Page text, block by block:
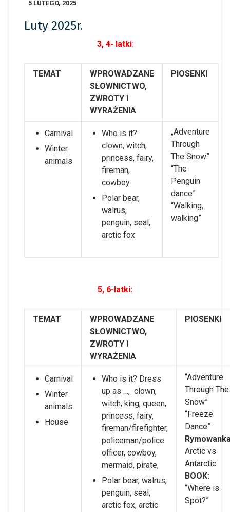
5 LUTEGO, 2025
Luty 2025r.
3, 4- latki:
TEMAT
WPROWADZANE
SŁOWNICTWO,
ZWROTY I
WYRAŻENIA
PIOSENKI
Carnival
Winter
animals
Who is it?
clown, witch,
princess, fairy,
fireman,
cowboy.
Polar bear,
walrus,
penguin, seal,
arctic fox
„Adventure
Through
The Snow”
“The
Penguin
dance”
“Walking,
walking”
5, 6-latki:
TEMAT
WPROWADZANE
SŁOWNICTWO,
ZWROTY I
WYRAŻENIA
PIOSENKI
Carnival
Winter
animals
House
Who is it? Dress
up as …, clown,
witch, king, queen,
princess, fairy,
fireman/firefighter,
policeman/police
officer, cowboy,
mermaid, pirate,
Polar bear, walrus,
penguin, seal,
arctic fox, arctic
“Adventure
Through The
Snow”
“Freeze
Dance”
Arctic vs
Antarctic
BOOK:
“Where is
Spot?”